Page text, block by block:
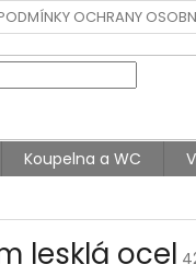
OCHRANY
Koupelna a WC
lesklá ocel